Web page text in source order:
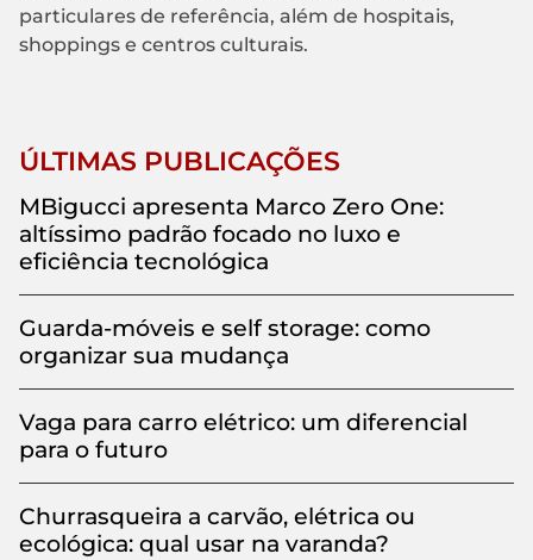
particulares de referência, além de hospitais,
shoppings e centros culturais.
ÚLTIMAS PUBLICAÇÕES
MBigucci apresenta Marco Zero One:
altíssimo padrão focado no luxo e
eficiência tecnológica
Guarda-móveis e self storage: como
organizar sua mudança
Vaga para carro elétrico: um diferencial
para o futuro
Churrasqueira a carvão, elétrica ou
ecológica: qual usar na varanda?